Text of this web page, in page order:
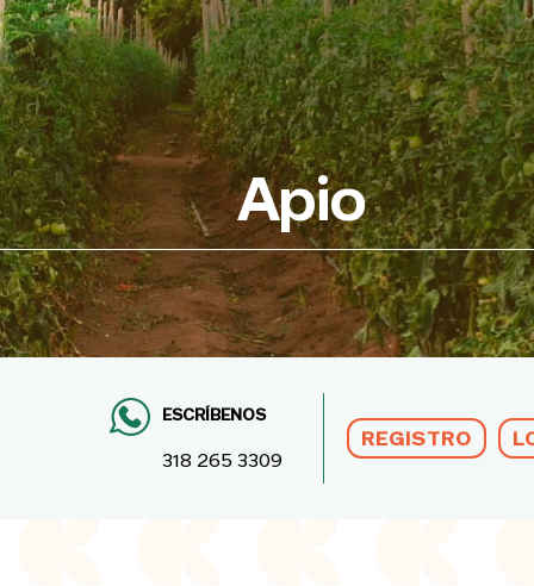
Pasar al contenido principal
Apio
ESCRÍBENOS
318 265 3309
REGISTRO